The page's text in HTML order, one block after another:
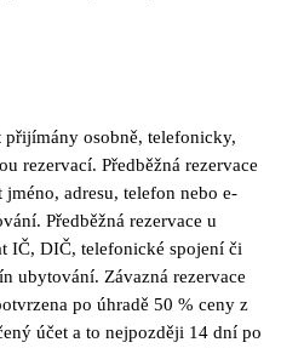
přijímány osobně, telefonicky,
rezervací. Předběžná rezervace
adresu, telefon nebo e-
Předběžná rezervace u
IČ, DIČ, telefonické spojení či
ubytování. Závazná rezervace
po úhradě 50 % ceny z
účet a to nejpozději 14 dní po